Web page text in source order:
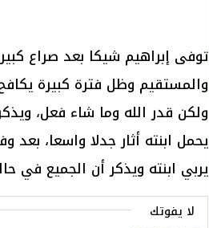
توفى إبراهيم شيكا بعد صراع
والمستقيم وظل فترة كبيرة
ولكن قدر الله وما شاء فعل،
يحمل ابنته أثار جدلا واسعا،
يربي ابنته ويذكر أن الجميع في
لا يفوتك